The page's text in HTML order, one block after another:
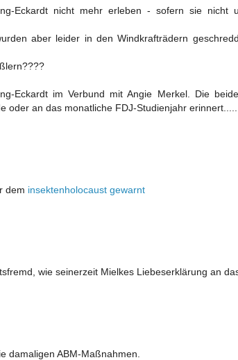
Eckardt nicht mehr erleben - sofern sie nicht
aber leider in den Windkrafträdern
Eckardt im Verbund mit Angie Merkel. Die
an das monatliche FDJ-Studienjahr erinnert.....
dem insektenholocaust gewarnt
wie seinerzeit Mielkes Liebeserklärung an
damaligen ABM-Maßnahmen.